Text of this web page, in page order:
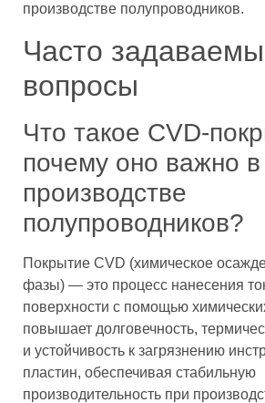
производстве полупроводников.
Часто
вопросы
Что такое CVD-
почему оно важно в
производстве
полупроводников?
Покрытие CVD (химическое
фазы) — это процесс нанесения
поверхности с помощью
повышает долговечность,
и устойчивость к загрязнению
пластин, обеспечивая стабильную
производительность при